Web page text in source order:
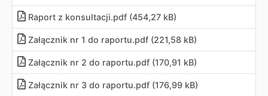
Raport z konsultacji.pdf (454,27 kB)
Załącznik nr 1 do raportu.pdf (221,58 kB)
Załącznik nr 2 do raportu.pdf (170,91 kB)
Załącznik nr 3 do raportu.pdf (176,99 kB)